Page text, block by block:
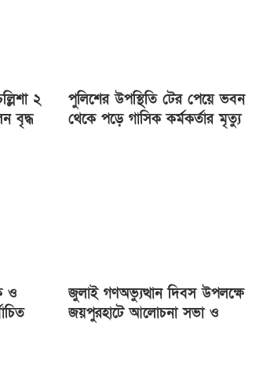
২
বৃদ্ধ
পুলিশের উপস্থিতি টের পেয়ে ভবন
থেকে পড়ে গাসিক কর্মকর্তার মৃত্যু
ও
জুলাই গণঅভ্যুত্থান দিবস উপলক্ষে
জয়পুরহাটে আলোচনা সভা ও